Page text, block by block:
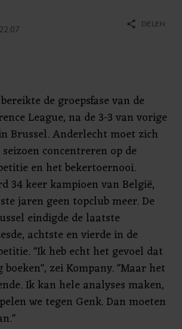
share DELEN
de groepsfase van de
League, na de 3-3 van vorige
Brussel. Anderlecht moet zich
concentreren op de
en het bekertoernooi.
34 keer kampioen van België,
jaren geen topclub meer. De
eindigde de laatste
achtste en vierde in de
"Ik heb echt het gevoel dat
zei Kompany. "Maar het
Ik kan hele analyses maken,
we tegen Genk. Dan moeten